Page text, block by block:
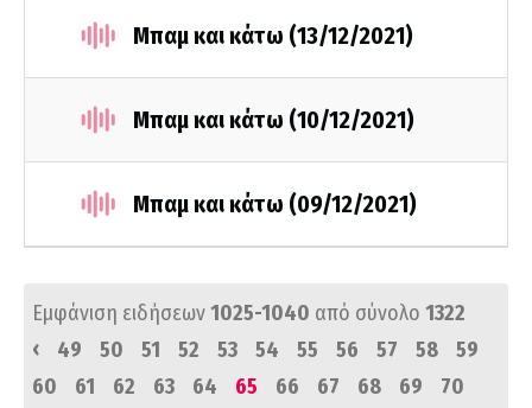
Μπαμ και κάτω (13/12/2021)
Μπαμ και κάτω (10/12/2021)
Μπαμ και κάτω (09/12/2021)
Εμφάνιση ειδήσεων1025-1040 από σύνολο 1322
‹
49 50 51 52 53 54 55 56 57 58
59
60
61 62 63 64 65 66 67 68 69
70